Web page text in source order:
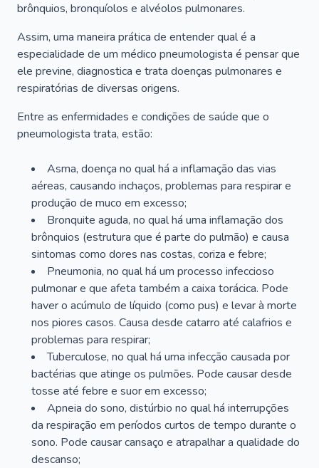
brônquios, bronquíolos e alvéolos pulmonares.
Assim, uma maneira prática de entender qual é a
especialidade de um médico pneumologista é pensar que
ele previne, diagnostica e trata doenças pulmonares e
respiratórias de diversas origens.
Entre as enfermidades e condições de saúde que o
pneumologista trata, estão:
Asma, doença no qual há a inflamação das vias
aéreas, causando inchaços, problemas para respirar e
produção de muco em excesso;
Bronquite aguda, no qual há uma inflamação dos
brônquios (estrutura que é parte do pulmão) e causa
sintomas como dores nas costas, coriza e febre;
Pneumonia, no qual há um processo infeccioso
pulmonar e que afeta também a caixa torácica. Pode
haver o acúmulo de líquido (como pus) e levar à morte
nos piores casos. Causa desde catarro até calafrios e
problemas para respirar;
Tuberculose, no qual há uma infecção causada por
bactérias que atinge os pulmões. Pode causar desde
tosse até febre e suor em excesso;
Apneia do sono, distúrbio no qual há interrupções
da respiração em períodos curtos de tempo durante o
sono. Pode causar cansaço e atrapalhar a qualidade do
descanso;